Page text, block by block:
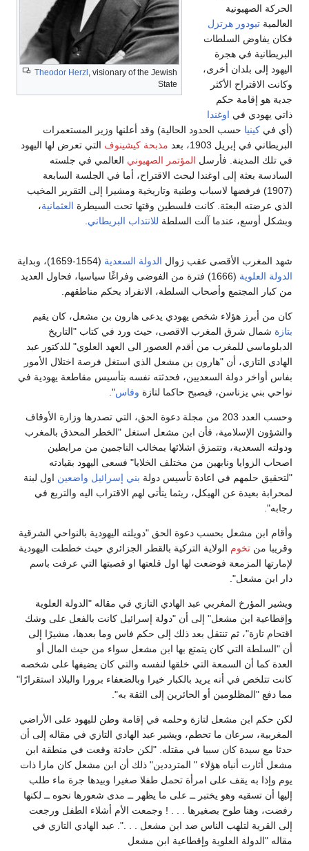
Theodor Herzl, visionary of the Jewish
الصهيونية
تيودور هرتزل
يفاوض السلطات
في هجرة
إلى بلدان أخرى،
الاقتراح الأكثر
هو إقامة حكم
يهودي في اوغندا
في كينيا حسب الحدود الحالية) وقد أعلنها وزير المستعمرات
في إبريل 1903، بعد
مذبحة كيشينوفالتي تعرض لها اليهود
تلك المدينة. فأرسل المؤتمر الصهيونيالعالمي في جلسته
بعثة إلى اوغندا لبحث الاقتراح، أما في الجلسة السابعة
(1907) فرفضها لاسباب وطنية وتاريخية ومشيرا إلى التقرير المخيب
عرضته البعثة. كانت فلسطين وقتها تحت السيطرةالعثمانية،
أوسع، عندما آلت السلطةللانتداب البريطاني.
المغرب الأقصى عقب زوال الدولة السعدية(1554-1659)، وبداية
العلوية
(1666) فترة من الفوضى وفراغًا سياسيا، فحاول العديد
كبار المجتمع وأصحاب السلطة، الانفراد بحكم مناطقهم.
من أبرز هؤلاء شخص يهودي يدعى هارون بن مشعل، كان يقيم
شمال شرق المغرب الاقصى، حيث ورد في كتاب "التاريخ
للمغرب من أقدم العصور الى العهد العلوي" للدكتور عبد
التازي، أن "هارون بن مشعل الذي استغل فرصة اختلال الأمور
أواخر دولة السعديين، فحدثته نفسه بتأسيس مقاطعة يهودية في
بني يزناسن، فيصبح حاكما لتازةوفاس".
وحسب العدد 203 من مجلة دعوة الحق، التي تصدرها وزارة الأوقاف
الإسلامية، فأن ابن مشعل استغل "الخطر المحذق بالمغرب
السعدية، وتتمزق اشلائها بمخالب الناجمين من مرابطين
الزوايا ونابهين من مختلف الخلايا" فسعى اليهود بقيادته
حلمهم في اعادة تأسيس دولةبني إسرائيل واضعيناول لبنة
بعيدة عن الهيكل، ريثما يتأتى لهم الاقتراب اليه والتربع في
ابن مشعل بحسب دعوة الحق "دويلته اليهودية بالنواحي الشرقية
من تخومالولاية التركية بالقطر الجزائري حيث خططت اليهودية
المزمعة فوضعت لها اول قلعتها او قصبتها التي عرفت باسم
ابن مشعل".
المؤرخ المغربي عبد الهادي التازي في مقاله "الدولة العلوية
ابن مشعل" إلى أن "دولة إسرائيل كانت بالفعل على وشك
تازة"، ثم تنتقل بعد ذلك إلى حكم فاس وما بعدها، مشيرًا إلى
"السلطة التي كان يتمتع بها ابن مشعل سواء من حيث المال أو
كما أن السمعة التي خلقها لنفسه والتي كان يضيفها على شخصه
تتلخص في أنه يريد بالكبار خيرا وبالضعفاء برورا والبلاد استقرارًا"
دفع "المظلومين أو الحائرين إلى الثقة به".
حكم ابن مشعل لتازة وحلمه في إقامة وطن لليهود على الأراضي
سرعان ما تحطم، ويشير عبد الهادي التازي في مقاله إلى أن
مع سيدة كان سببا في مقتله. "لكن حادثة وقعت في منطقة ابن
أثارت أنباه هؤلاء " المترددين" ذلك أن ابن مشعل كان مارا ذات
وإذا به يقف على امرأة تحمل طفلا صغيرا وبيدها جرة ماء طلب
أن تسقيه وهو يختبر ــ على ما يظهر ــ مدى شعورها نحوه ــ لكنها
وهنا طوح بصغيرها . . . ! وجمعت الأم أشلاء الطفل ورجعت
القرية لتلهب الناس ضد ابن مشعل . . .". عبد الهادي التازي في
"الدولة العلوية وإقطاعية ابن مشعل